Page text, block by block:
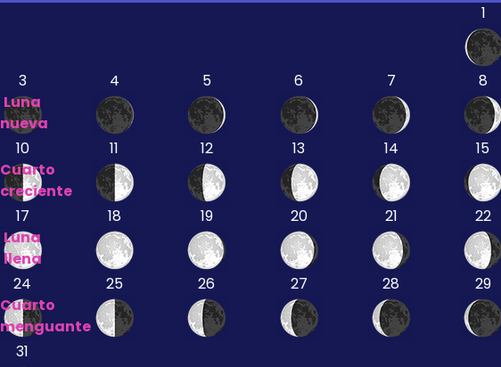
1
3
Luna
nueva
4 5 6 7 8
10
Cuarto
creciente
11 12 13 14 15
17
Luna
llena
18 19 20 21 22
24
Cuarto
menguante
25 26 27 28 29
31